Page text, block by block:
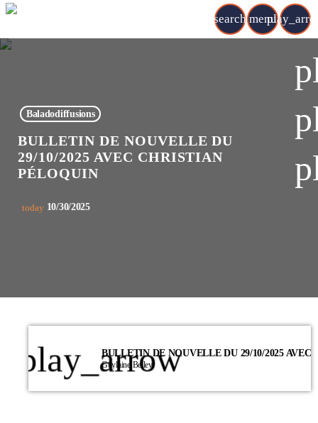
search menu
Baladodiffusions
BULLETIN DE NOUVELLE DU
29/10/2025 AVEC CHRISTIAN
PÉLOQUIN
today 10/30/2025
play_arrow
Guylaine Belley